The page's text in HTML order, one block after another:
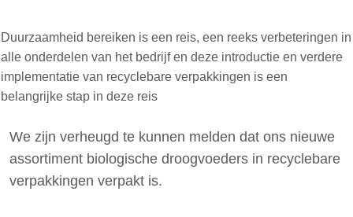
Duurzaamheid bereiken is een reis, een reeks verbeteringen in
alle onderdelen van het bedrijf en deze introductie en verdere
implementatie van recyclebare verpakkingen is een
belangrijke stap in deze reis
We zijn verheugd te kunnen melden dat ons nieuwe
assortiment biologische droogvoeders in recyclebare
verpakkingen verpakt is.